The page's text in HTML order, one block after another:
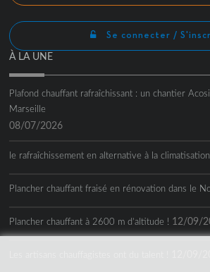
Se connecter /
À LA UNE
Plafond chauffant rafraîchissant : un chantier
Marseille
08/07/2026
le rafraîchissement en alternative à la
Plancher chauffant fraisé en rénovation dans le
Plancher chauffant à 2600 m d’altitude ! 12/09/